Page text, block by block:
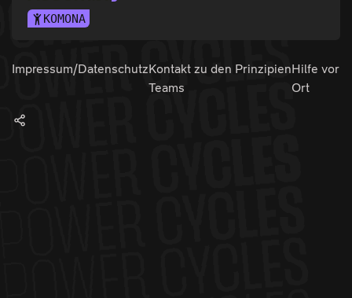
KOMONA
Impressum/DatenschutzKontakt zu den
Teams
PrinzipienHilfe vor
Ort